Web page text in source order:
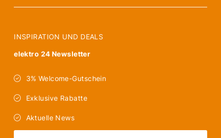
INSPIRATION UND DEALS
elektro 24 Newsletter
3% Welcome-Gutschein
Exklusive Rabatte
Aktuelle News